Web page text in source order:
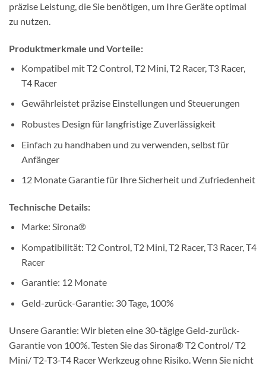
präzise Leistung, die Sie benötigen, um Ihre Geräte optimal
zu nutzen.
Produktmerkmale und Vorteile:
Kompatibel mit T2 Control, T2 Mini, T2 Racer, T3 Racer,
T4 Racer
Gewährleistet präzise Einstellungen und Steuerungen
Robustes Design für langfristige Zuverlässigkeit
Einfach zu handhaben und zu verwenden, selbst für
Anfänger
12 Monate Garantie für Ihre Sicherheit und Zufriedenheit
Technische Details:
Marke: Sirona®
Kompatibilität: T2 Control, T2 Mini, T2 Racer, T3 Racer, T4
Racer
Garantie: 12 Monate
Geld-zurück-Garantie: 30 Tage, 100%
Unsere Garantie: Wir bieten eine 30-tägige Geld-zurück-
Garantie von 100%. Testen Sie das Sirona® T2 Control/ T2
Mini/ T2-T3-T4 Racer Werkzeug ohne Risiko. Wenn Sie nicht